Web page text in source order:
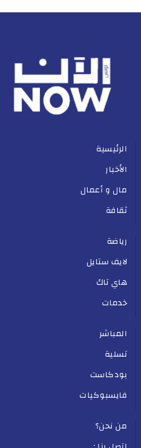
الرئيسية
الأخبار
مال و أعمال
ثقافة
رياضة
لايف ستايل
هاي تاك
خدمات
المباشر
تسلية
بودكاست
فايسبوكيات
من نحن؟